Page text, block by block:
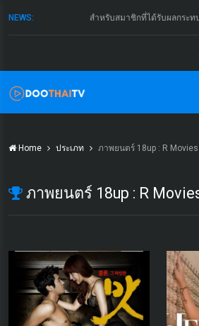
NEWS: สำหรับสมาชิกที่ได้รับผลกระท
Home ประเภท ภาพยนตร์ 18up : R Movies
ภาพยนตร์ 18up : R